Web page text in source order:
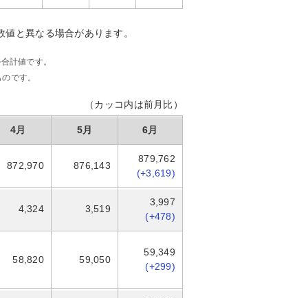
と異なる場合があります。
計値です。
です。
（カッコ内は前月比）
4月 5月 6月
872,970 876,143
879,762
(+3,619)
4,324 3,519
3,997
(+478)
58,820 59,050
59,349
(+299)